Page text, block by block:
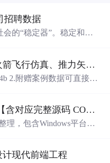
招聘数据
的“稳定器”。稳定和扩
加快等多重因素的叠加之
今后一段时间内的工作
基于物理动力学的二维火箭飞行仿真、推力矢量建模和闭环俯仰角控制，采用MATLABSimulink技术。.zip
运
设计、期末大作业和毕业
Git Windows完整安装包【含对应完整源码 COPYING协议 GPL‑v2】
理，包含Windows平台Git
版可以免费获取。本资源
现代前端工程